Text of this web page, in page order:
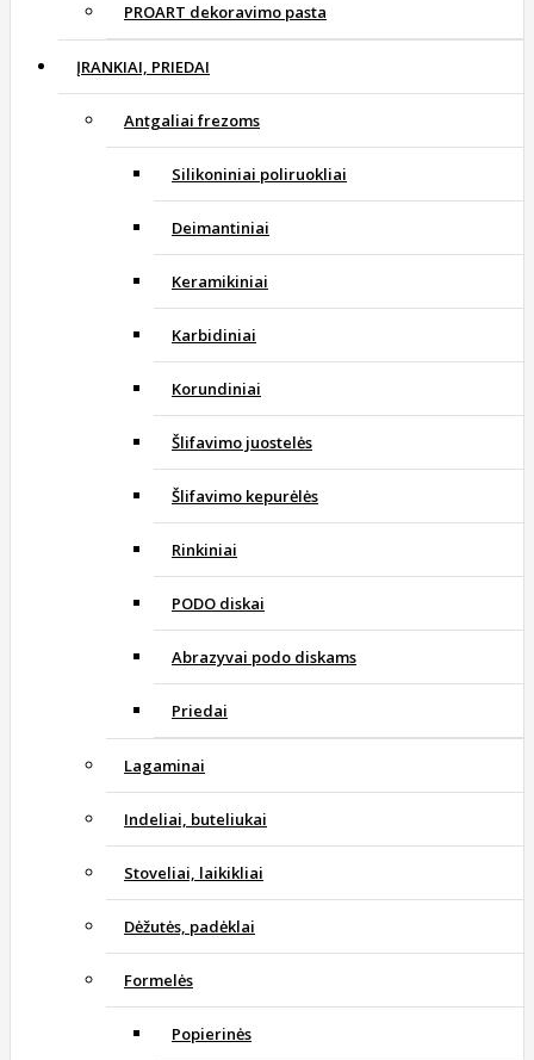
PROART dekoravimo pasta
ĮRANKIAI, PRIEDAI
Antgaliai frezoms
Silikoniniai poliruokliai
Deimantiniai
Keramikiniai
Karbidiniai
Korundiniai
Šlifavimo juostelės
Šlifavimo kepurėlės
Rinkiniai
PODO diskai
Abrazyvai podo diskams
Priedai
Lagaminai
Indeliai, buteliukai
Stoveliai, laikikliai
Dėžutės, padėklai
Formelės
Popierinės